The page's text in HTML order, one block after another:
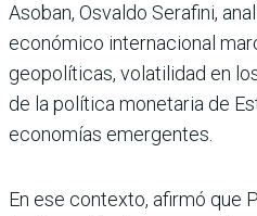
Asoban, Osvaldo Serafini,
económico internacional
geopolíticas, volatilidad en
de la política monetaria de
economías emergentes.
En ese contexto, afirmó que